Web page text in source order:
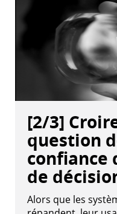
[2/3]
question
confiance
de
Alors que les